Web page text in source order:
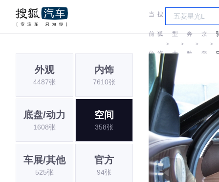
当
前
位
置:
搜
狐
汽
车
＞
车
型
大
全
＞
奔
驰
＞
北
京
奔
＞
外观
4487张
内饰
7610张
底盘/动力
1608张
空间
358张
车展/其他
525张
官方
94张